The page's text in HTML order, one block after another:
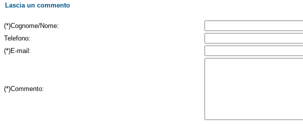
Lascia un commento
(*)Cognome/Nome:
Telefono:
(*)E-mail:
(*)Commento: